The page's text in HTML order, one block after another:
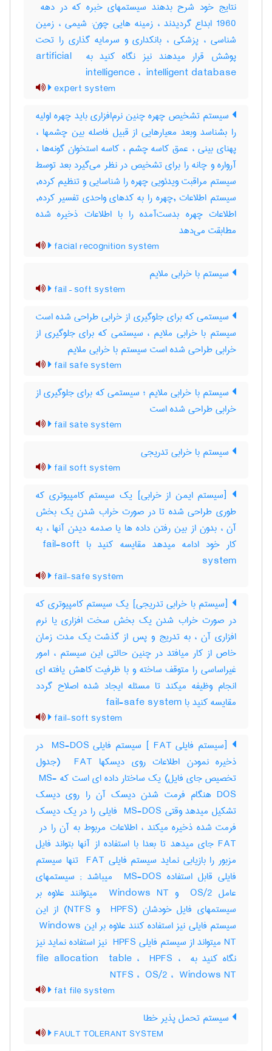
1960 ابداع گردیدند ، زمینه هایی چون: شیمی ، زمین
شناسی ، پزشکی ، بانکداری و سرمایه گذاری را تحت
پوشش قرار میدهند نیز نگاه کنید به ‎artificial ‎
intelligence ، ‎ intelligent database
expert system
سیستم تشخیص چهره چنین نرم‌افزاری باید چهره اولیه
را بشناسد وبعد معیارهایی از قبیل فاصله بین چشمها ،
پهنای بینی ، عمق کاسه چشم ، کاسه استخوان گونه‌ها ،
آرواره و چانه را برای تشخیص در نظر می‌گیرد بعد توسط
سیستم مراقبت ویدئویی چهره را شناسایی و تنظیم کرده,
سیستم اطلاعات ,چهره را به کدهای واحدی تفسیر کرده,
اطلاعات چهره بدست‌آمده را با اطلاعات ذخیره شده
مطابقت می‌دهد
facial recognition system
سیستم با خرابی ملایم
fail – soft system
سیستمی که برای جلوگیری از خرابی طراحی شده است
سیستم با خرابی ملایم ، سیستمی که برای جلوگیری از
خرابی طراحی شده است سیستم با خرابی ملایم
fail safe system
سیستم با خرابی ملایم ؛ سیستمی که برای جلوگیری از
خرابی طراحی شده است
fail sate system
سیستم با خرابی تدریجی
fail soft system
[سیستم ایمن از خرابی] یک سیستم کامپیوتری که
طوری طراحی شده تا در صورت خراب شدن یک بخش
آن ، بدون از بین رفتن داده ها یا صدمه دیدن آنها ، به
کار خود ادامه میدهد مقایسه کنید با ‎ fail-soft
system
fail-safe system
[سیستم با خرابی تدریجی] یک سیستم کامپیوتری که
در صورت خراب شدن یک بخش سخت افزاری یا نرم
افزاری آن ، به تدریج و پس از گذشت یک مدت زمان
خاص از کار میافتد در چنین حالتی این سیستم ، امور
غیراساسی را متوقف ساخته و با ظرفیت کاهش یافته ای
انجام وظیفه میکند تا مسئله ایجاد شده اصلاح گردد
مقایسه کنید با ‎ fail-safe system
fail-soft system
[سیستم فایلی ‎ FAT] سیستم فایلی ‎ MS-DOS در
ذخیره نمودن اطلاعات روی دیسکها ‎ FAT (جدول
تخصیص جای فایل) یک ساختار داده ای است که ‎ MS-
DOS هنگام فرمت شدن دیسک آن را روی دیسک
تشکیل میدهد وقتی ‎ MS-DOS فایلی را در یک دیسک
FAT جای میدهد تا بعدا با استفاده از آنها بتواند فایل
مزبور را بازیابی نماید سیستم فایلی ‎ FAT تنها سیستم
فایلی قابل استفاده ‎ MS-DOS میباشد‎ ; سیستمهای
عامل ‎ OS/2 و ‎ Windows NT میتوانند علاوه بر
سیستمهای فایل خودشان (‎ HPFS و ‎NTFS) از این
سیستم فایلی نیز استفاده کنند علاوه بر این ‎ Windows
NT میتواند از سیستم فایلی ‎ HPFS نیز استفاده نماید نیز
نگاه کنید به ‎file allocation ‎ table ، ‎ HPFS ، ‎
NTFS ، ‎ OS/2 ، ‎ Windows NT
fat file system
سیستم تحمل پذیر خطا
FAULT TOLERANT SYSTEM